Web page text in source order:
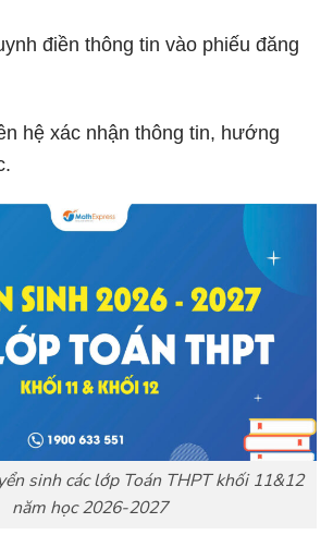
điền thông tin vào phiếu đăng
hệ xác nhận thông tin, hướng
sinh các lớp Toán THPT khối 11&12
năm học 2026-2027